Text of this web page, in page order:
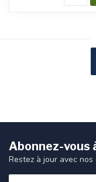
Abonnez-
Restez à jour avec